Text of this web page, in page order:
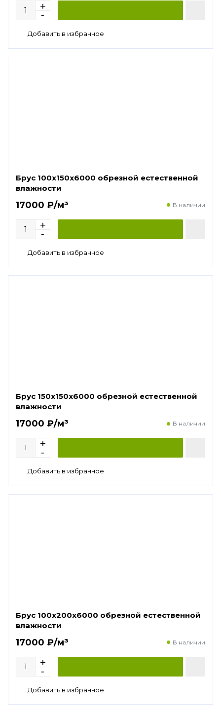
Брус 100х150х6000 обрезной естественной
влажности
17000 ₽/м³ В наличии
Брус 150х150х6000 обрезной естественной
влажности
17000 ₽/м³ В наличии
Брус 100х200х6000 обрезной естественной
влажности
17000 ₽/м³ В наличии